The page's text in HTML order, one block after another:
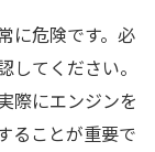
に危険です。必
てください。
際にエンジンを
ることが重要で